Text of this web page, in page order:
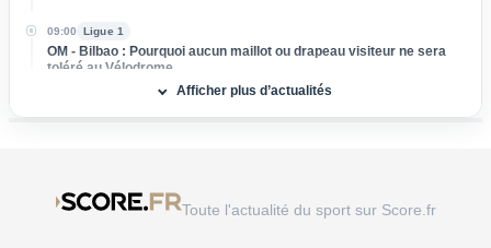
09:00 Ligue 1
OM - Bilbao : Pourquoi aucun maillot ou drapeau visiteur ne sera
toléré au Vélodrome
Mercato Brest : Accord tout proche pour ce gardien qui a affronté
les Bleus au Mondial
Afficher plus d’actualités
Toute l'actualité du sport sur Score.fr